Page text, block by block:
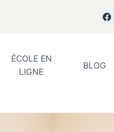
ÉCOLE EN
LIGNE
BLOG